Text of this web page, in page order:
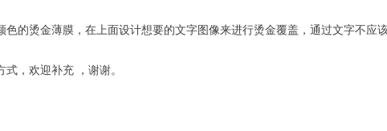
的烫金薄膜，在上面设计想要的文字图像来进行烫金覆盖，通过文字不应
，欢迎补充 ，谢谢。